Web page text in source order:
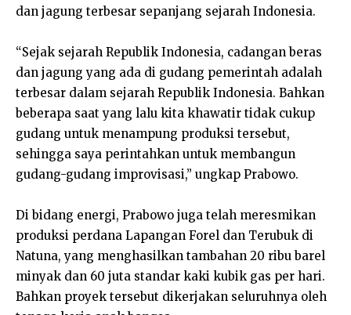
dan jagung terbesar sepanjang sejarah Indonesia.
“Sejak sejarah Republik Indonesia, cadangan beras
dan jagung yang ada di gudang pemerintah adalah
terbesar dalam sejarah Republik Indonesia. Bahkan
beberapa saat yang lalu kita khawatir tidak cukup
gudang untuk menampung produksi tersebut,
sehingga saya perintahkan untuk membangun
gudang-gudang improvisasi,” ungkap Prabowo.
Di bidang energi, Prabowo juga telah meresmikan
produksi perdana Lapangan Forel dan Terubuk di
Natuna, yang menghasilkan tambahan 20 ribu barel
minyak dan 60 juta standar kaki kubik gas per hari.
Bahkan proyek tersebut dikerjakan seluruhnya oleh